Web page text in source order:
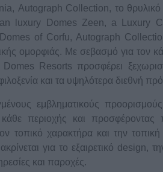
, Autograph Collection, το θρυλικό
luxury Domes Zeen, a Luxury
of Corfu, Autograph
ομορφιάς. Με σεβασμό για τον
Resorts προσφέρει
και τα υψηλότερα διεθνή
εμβληματικούς
περιοχής και προσφέροντας
τοπικό χαρακτήρα και την
για το εξαιρετικό design,
και παροχές.